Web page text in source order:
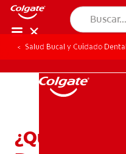
Salud Bucal y Cuidado
¿Qué Son